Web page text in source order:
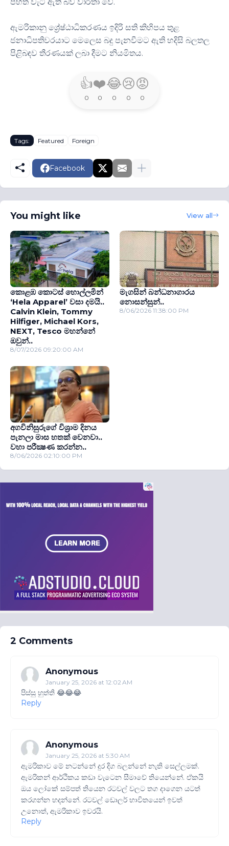
පහත වැටී ඇති බව වාර්තා වේ.
ඇමරිකානු ශ්‍රේෂ්ඨාධිකරණය ඉදිරි සති කිහිපය තුළ
ජනාධිපතිවරයාට මෙලෙස බදු පැනවීමට ඇති හදිසි බලතල
පිළිබඳව තීරණයක් ලබා දීමට නියමිතය.
👍
0
❤️
0
😂
0
😢
0
😡
0
Tags: Featured Foreign
Facebook
You might like View all
කොළඹ කොටස් හොල්ලමින්
‘Hela Apparel’ වසා දමයි..
Calvin Klein, Tommy
Hilfiger, Michael Kors,
NEXT, Tesco මහන්නේ
ඔවුන්..
8/07/2026 09:20:00 AM
මැගසින් බන්ධනාගාරය
නොසන්සුන්..
8/06/2026 11:38:00 PM
අගවිනිසුරුගේ විශ‍්‍රාම දිනය
පැනලා මාස හතක් වෙනවා..
වහා පරීක්‍ෂණ කරන්න..
8/06/2026 02:10:00 PM
2 Comments
Anonymous
January 25, 2026 at 12:02 AM
පිස්සු හුත්ති 😂😂😂
Reply
Anonymous
January 25, 2026 at 5:30 AM
ඇමරිකාව මේ නටන්නේ දුර දිග බලන්නේ නැති සෙල්ලමක්.
ඇමරිකන් ආර්ථිකය කඩා වැටෙන සීමාවේ තියෙන්නේ. ඒකයි
ඔය ලෝකේ සම්පත් තියෙන රටවල් වලට තග දාගෙන යටත්
කරගන්න හදන්නේ. රටවල් ඩොලර් භාවිතයෙන් ඉවත්
උනොත්, ඇමරිකාව ඉවරයි.
Reply